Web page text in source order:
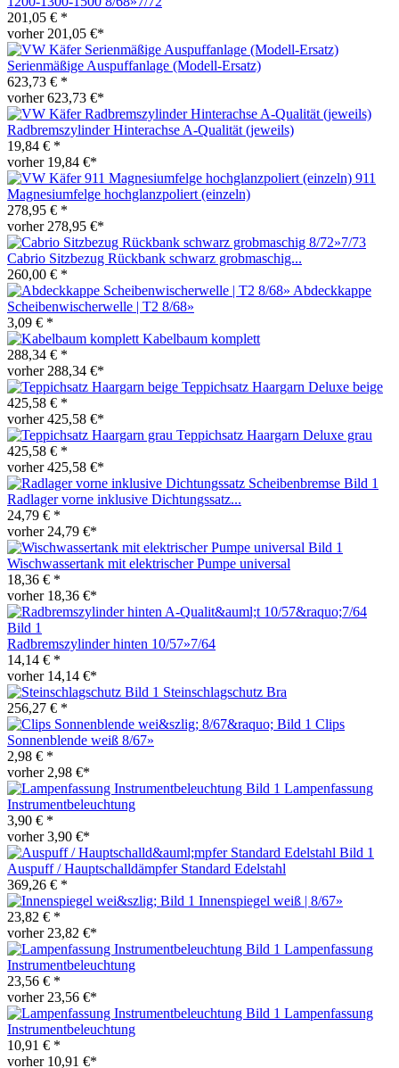
201,05 € *
vorher 201,05 €*
Serienmäßige Auspuffanlage (Modell-Ersatz)
623,73 € *
vorher 623,73 €*
Radbremszylinder Hinterachse A-Qualität (jeweils)
19,84 € *
vorher 19,84 €*
911
Magnesiumfelge hochglanzpoliert (einzeln)
278,95 € *
vorher 278,95 €*
Cabrio Sitzbezug Rückbank schwarz grobmaschig...
260,00 € *
Abdeckkappe
Scheibenwischerwelle | T2 8/68»
3,09 € *
Kabelbaum komplett
288,34 € *
vorher 288,34 €*
Teppichsatz Haargarn Deluxe beige
425,58 € *
vorher 425,58 €*
Teppichsatz Haargarn Deluxe grau
425,58 € *
vorher 425,58 €*
Radlager vorne inklusive Dichtungssatz...
24,79 € *
vorher 24,79 €*
Wischwassertank mit elektrischer Pumpe universal
18,36 € *
vorher 18,36 €*
Radbremszylinder hinten 10/57»7/64
14,14 € *
vorher 14,14 €*
Steinschlagschutz Bra
256,27 € *
Clips
Sonnenblende weiß 8/67»
2,98 € *
vorher 2,98 €*
Lampenfassung
Instrumentbeleuchtung
3,90 € *
vorher 3,90 €*
Auspuff / Hauptschalldämpfer Standard Edelstahl
369,26 € *
Innenspiegel weiß | 8/67»
23,82 € *
vorher 23,82 €*
Lampenfassung
Instrumentbeleuchtung
23,56 € *
vorher 23,56 €*
Lampenfassung
Instrumentbeleuchtung
10,91 € *
vorher 10,91 €*